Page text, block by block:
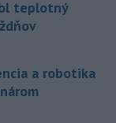
teplotný
a robotika